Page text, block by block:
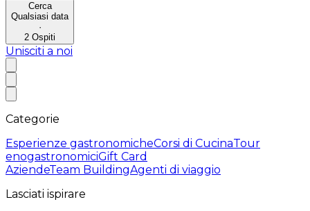
Cerca
Qualsiasi data
·
2 Ospiti
Unisciti a noi
Categorie
Esperienze gastronomicheCorsi di CucinaTour
enogastronomiciGift Card
AziendeTeam BuildingAgenti di viaggio
Lasciati ispirare